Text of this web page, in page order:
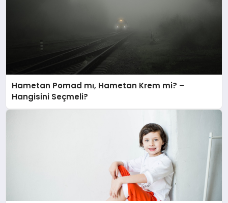
Hametan Pomad mı, Hametan Krem mi? –
Hangisini Seçmeli?